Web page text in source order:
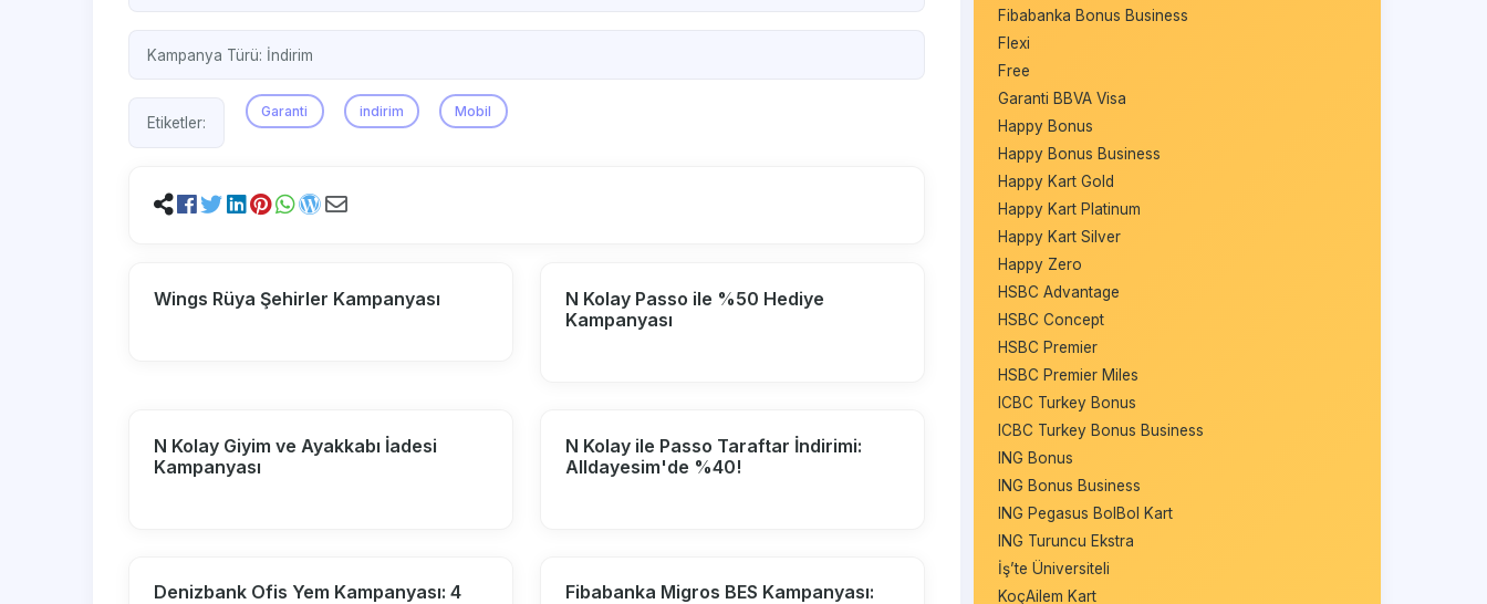
Kampanya Türü: İndirim
Etiketler:
Garanti indirim Mobil
Wings Rüya Şehirler Kampanyası
N Kolay Passo ile %50 Hediye
Kampanyası
N Kolay Giyim ve Ayakkabı İadesi
Kampanyası
N Kolay ile Passo Taraftar İndirimi:
Alldayesim'de %40!
Denizbank Ofis Yem Kampanyası: 4
Fibabanka Migros BES Kampanyası:
Fibabanka Bonus Business
Flexi
Free
Garanti BBVA Visa
Happy Bonus
Happy Bonus Business
Happy Kart Gold
Happy Kart Platinum
Happy Kart Silver
Happy Zero
HSBC Advantage
HSBC Concept
HSBC Premier
HSBC Premier Miles
ICBC Turkey Bonus
ICBC Turkey Bonus Business
ING Bonus
ING Bonus Business
ING Pegasus BolBol Kart
ING Turuncu Ekstra
İş’te Üniversiteli
KoçAilem Kart